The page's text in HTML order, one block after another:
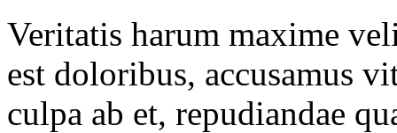
Veritatis harum maxime
est doloribus, accusamus
culpa ab et, repudiandae